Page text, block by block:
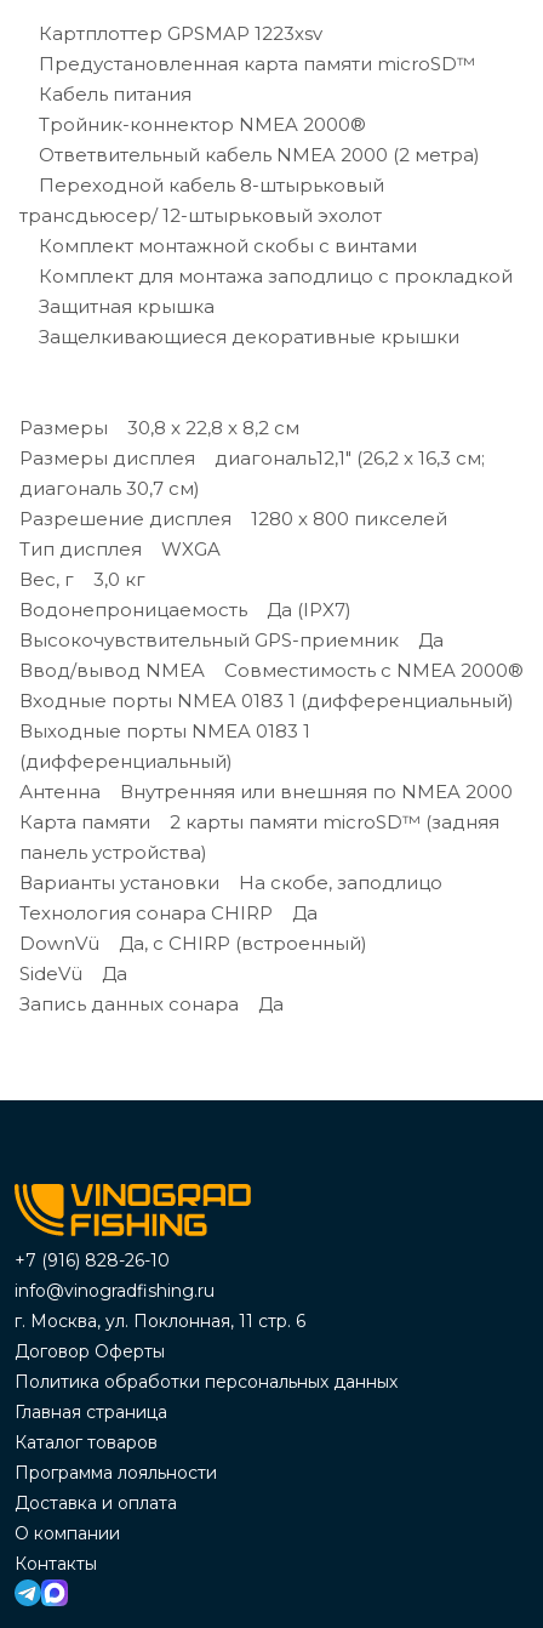
Картплоттер GPSMAP 1223xsv
Предустановленная карта памяти microSD™
Кабель питания
Тройник-коннектор NMEA 2000®
Ответвительный кабель NMEA 2000 (2 метра)
Переходной кабель 8-штырьковый
трансдьюсер/ 12-штырьковый эхолот
Комплект монтажной скобы с винтами
Комплект для монтажа заподлицо с прокладкой
Защитная крышка
Защелкивающиеся декоративные крышки
Размеры 30,8 x 22,8 x 8,2 см
Размеры дисплея диагональ12,1" (26,2 x 16,3 см;
диагональ 30,7 см)
Разрешение дисплея 1280 x 800 пикселей
Тип дисплея WXGA
Вес, г 3,0 кг
Водонепроницаемость Да (IPX7)
Высокочувствительный GPS-приемник Да
Ввод/вывод NMEA Совместимость с NMEA 2000®
Входные порты NMEA 0183 1 (дифференциальный)
Выходные порты NMEA 0183 1
(дифференциальный)
Антенна Внутренняя или внешняя по NMEA 2000
Карта памяти 2 карты памяти microSD™ (задняя
панель устройства)
Варианты установки На скобе, заподлицо
Технология сонара CHIRP Да
DownVü Да, с CHIRP (встроенный)
SideVü Да
Запись данных сонара Да
+7 (916) 828-26-10
info@vinogradfishing.ru
г. Москва, ул. Поклонная, 11 стр. 6
Договор Оферты
Политика обработки персональных данных
Главная страница
Каталог товаров
Программа лояльности
Доставка и оплата
О компании
Контакты